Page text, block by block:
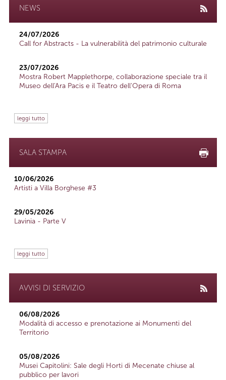
NEWS
24/07/2026
Call for Abstracts - La vulnerabilità del patrimonio culturale
23/07/2026
Mostra Robert Mapplethorpe, collaborazione speciale tra il
Museo dell'Ara Pacis e il Teatro dell'Opera di Roma
leggi tutto
SALA STAMPA
10/06/2026
Artisti a Villa Borghese #3
29/05/2026
Lavinia - Parte V
leggi tutto
AVVISI DI SERVIZIO
06/08/2026
Modalità di accesso e prenotazione ai Monumenti del
Territorio
05/08/2026
Musei Capitolini: Sale degli Horti di Mecenate chiuse al
pubblico per lavori